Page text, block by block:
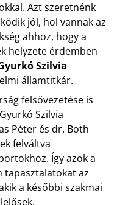
Azt szeretnénk
jól, hol vannak az
ahhoz, hogy a
helyzete érdemben
Szilvia
államtitkár.
felsővezetése is
Szilvia
Péter és dr. Both
felváltva
Így azok a
tapasztalatokat az
a későbbi szakmai